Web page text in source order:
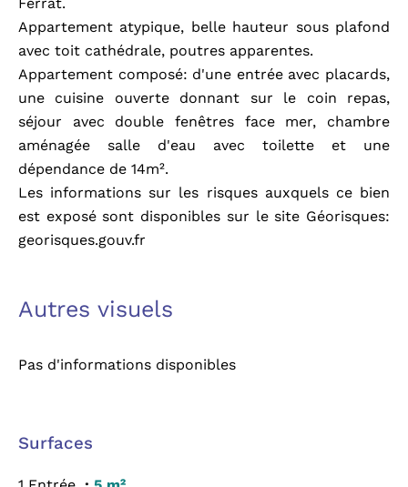
Appartement atypique, belle hauteur sous plafond
avec toit cathédrale, poutres apparentes.
Appartement composé: d'une entrée avec placards,
une cuisine ouverte donnant sur le coin repas,
séjour avec double fenêtres face mer, chambre
aménagée salle d'eau avec toilette et une
dépendance de 14m².
Les informations sur les risques auxquels ce bien
est exposé sont disponibles sur le site Géorisques:
georisques.gouv.fr
Autres visuels
Pas d'informations disponibles
Surfaces